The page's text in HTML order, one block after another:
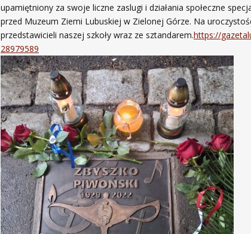
upamiętniony za swoje liczne zaslugi i działania społeczne
przed Muzeum Ziemi Lubuskiej w Zielonej Górze. Na
przedstawicieli naszej szkoły wraz ze sztandarem.https://
28979589